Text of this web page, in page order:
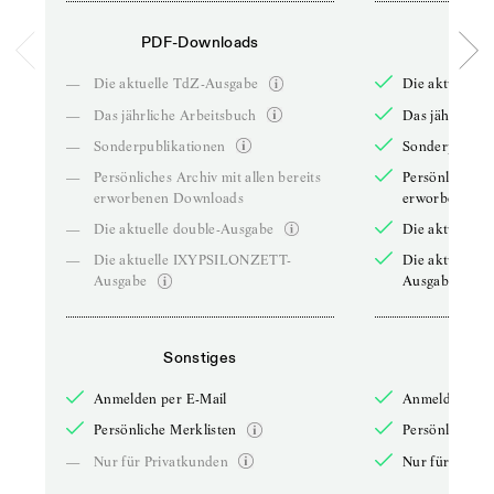
PDF-Downloads
—
Die aktuelle TdZ-Ausgabe
—
Das jährliche Arbeitsbuch
—
Sonderpublikationen
—
Persönliches Archiv mit allen bereits
erworbenen Downloads
—
Die aktuelle double-Ausgabe
—
Die aktuelle IXYPSILONZETT-
Ausgabe
Sonstiges
Anmelden per E-Mail
Persönliche Merklisten
—
Nur für Privatkunden
Die aktuelle
Das jährliche
Persönliches
erworbenen
Die aktuelle
Die aktuelle
Ausgabe
Anmelden
Persönliche
Nur für